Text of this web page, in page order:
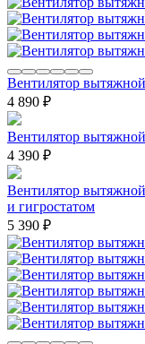
Вентилятор
4 890 ₽
Вентилятор
4 390 ₽
Вентилятор
и гигростатом
5 390 ₽